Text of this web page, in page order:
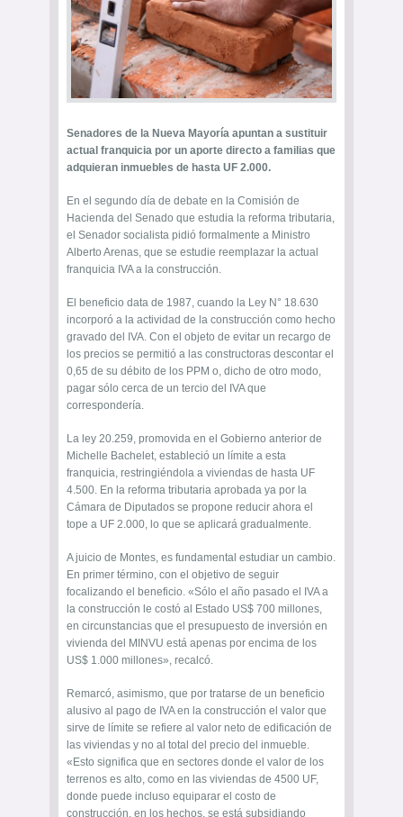
Senadores de la Nueva Mayoría apuntan a sustituir
actual franquicia por un aporte directo a familias que
adquieran inmuebles de hasta UF 2.000.
En el segundo día de debate en la Comisión de
Hacienda del Senado que estudia la reforma tributaria,
el Senador socialista pidió formalmente a Ministro
Alberto Arenas, que se estudie reemplazar la actual
franquicia IVA a la construcción.
El beneficio data de 1987, cuando la Ley N° 18.630
incorporó a la actividad de la construcción como hecho
gravado del IVA. Con el objeto de evitar un recargo de
los precios se permitió a las constructoras descontar el
0,65 de su débito de los PPM o, dicho de otro modo,
pagar sólo cerca de un tercio del IVA que
correspondería.
La ley 20.259, promovida en el Gobierno anterior de
Michelle Bachelet, estableció un límite a esta
franquicia, restringiéndola a viviendas de hasta UF
4.500. En la reforma tributaria aprobada ya por la
Cámara de Diputados se propone reducir ahora el
tope a UF 2.000, lo que se aplicará gradualmente.
A juicio de Montes, es fundamental estudiar un cambio.
En primer término, con el objetivo de seguir
focalizando el beneficio. «Sólo el año pasado el IVA a
la construcción le costó al Estado US$ 700 millones,
en circunstancias que el presupuesto de inversión en
vivienda del MINVU está apenas por encima de los
US$ 1.000 millones», recalcó.
Remarcó, asimismo, que por tratarse de un beneficio
alusivo al pago de IVA en la construcción el valor que
sirve de límite se refiere al valor neto de edificación de
las viviendas y no al total del precio del inmueble.
«Esto significa que en sectores donde el valor de los
terrenos es alto, como en las viviendas de 4500 UF,
donde puede incluso equiparar el costo de
construcción, en los hechos, se está subsidiando